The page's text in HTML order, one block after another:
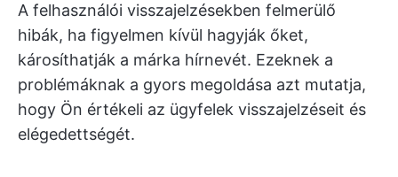
A felhasználói visszajelzésekben felmerülő
hibák, ha figyelmen kívül hagyják őket,
károsíthatják a márka hírnevét. Ezeknek a
problémáknak a gyors megoldása azt mutatja,
hogy Ön értékeli az ügyfelek visszajelzéseit és
elégedettségét.